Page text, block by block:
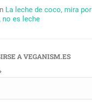
La leche de coco, mira por
no es leche
A VEGANISM.ES